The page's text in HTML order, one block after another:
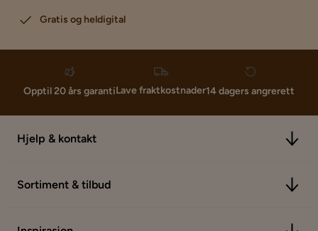
Gratis og heldigital
Opptil 20 års garantiLave fraktkostnader14 dagers angrerett
Hjelp & kontakt
Sortiment & tilbud